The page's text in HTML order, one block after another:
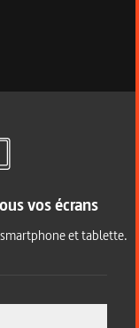
vos écrans
et tablette.